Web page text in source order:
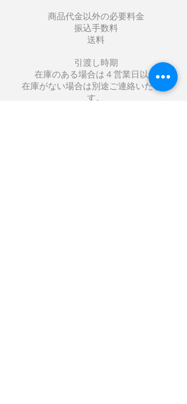
商品代金以外の必要料金
振込手数料
送料
引渡し時期
在庫のある場合は４営業日以内
在庫がない場合は別途ご連絡いたしま
す。